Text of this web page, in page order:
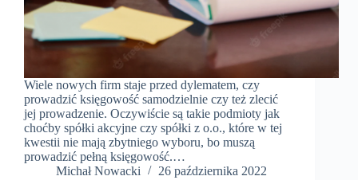
Wiele nowych firm staje przed dylematem, czy
prowadzić księgowość samodzielnie czy też zlecić
jej prowadzenie. Oczywiście są takie podmioty jak
choćby spółki akcyjne czy spółki z o.o., które w tej
kwestii nie mają zbytniego wyboru, bo muszą
prowadzić pełną księgowość.…
​Michał Nowacki
26 października 2022